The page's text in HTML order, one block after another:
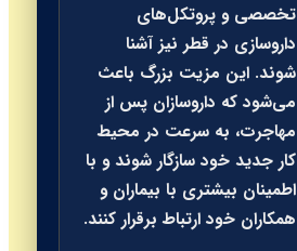
تخصصی و پروتکل‌های
داروسازی در قطر نیز آشنا
شوند. این مزیت بزرگ باعث
می‌شود که داروسازان پس از
مهاجرت، به سرعت در محیط
کار جدید خود سازگار شوند و با
اطمینان بیشتری با بیماران و
همکاران خود ارتباط برقرار کنند.